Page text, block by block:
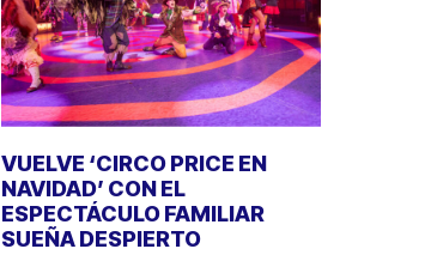
VUELVE ‘CIRCO PRICE EN
NAVIDAD’ CON EL
ESPECTÁCULO FAMILIAR
SUEÑA DESPIERTO